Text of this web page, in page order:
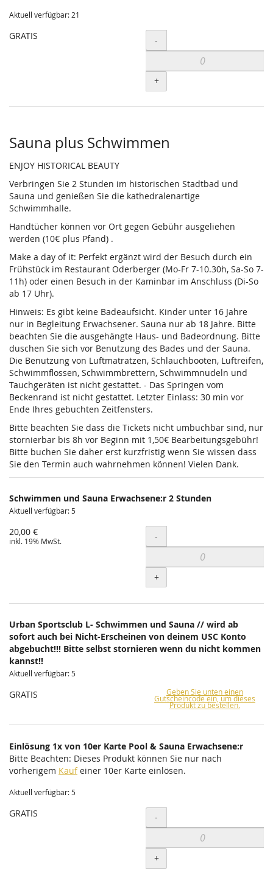
Aktuell verfügbar: 21
GRATIS Menge
-
+
Sauna plus Schwimmen
ENJOY HISTORICAL BEAUTY
Verbringen Sie 2 Stunden im historischen Stadtbad und
Sauna und genießen Sie die kathedralenartige
Schwimmhalle.
Handtücher können vor Ort gegen Gebühr ausgeliehen
werden (10€ plus Pfand) .
Make a day of it: Perfekt ergänzt wird der Besuch durch ein
Frühstück im Restaurant Oderberger (Mo-Fr 7-10.30h, Sa-So 7-
11h) oder einen Besuch in der Kaminbar im Anschluss (Di-So
ab 17 Uhr).
Hinweis: Es gibt keine Badeaufsicht. Kinder unter 16 Jahre
nur in Begleitung Erwachsener. Sauna nur ab 18 Jahre. Bitte
beachten Sie die ausgehängte Haus- und Badeordnung. Bitte
duschen Sie sich vor Benutzung des Bades und der Sauna.
Die Benutzung von Luftmatratzen, Schlauchbooten, Luftreifen,
Schwimmflossen, Schwimmbrettern, Schwimmnudeln und
Tauchgeräten ist nicht gestattet. - Das Springen vom
Beckenrand ist nicht gestattet. Letzter Einlass: 30 min vor
Ende Ihres gebuchten Zeitfensters.
Bitte beachten Sie dass die Tickets nicht umbuchbar sind, nur
stornierbar bis 8h vor Beginn mit 1,50€ Bearbeitungsgebühr!
Bitte buchen Sie daher erst kurzfristig wenn Sie wissen dass
Sie den Termin auch wahrnehmen können! Vielen Dank.
Schwimmen und Sauna Erwachsene:r 2 Stunden
Aktuell verfügbar: 5
20,00 €
inkl. 19% MwSt. Menge
-
+
Urban Sportsclub L- Schwimmen und Sauna // wird ab
sofort auch bei Nicht-Erscheinen von deinem USC Konto
abgebucht!!! Bitte selbst stornieren wenn du nicht kommen
kannst!!
Aktuell verfügbar: 5
GRATIS Geben Sie unten einen
Gutscheincode ein, um dieses
Produkt zu bestellen.
Einlösung 1x von 10er Karte Pool & Sauna Erwachsene:r
Bitte Beachten: Dieses Produkt können Sie nur nach
vorherigem Kaufeiner 10er Karte einlösen.
Aktuell verfügbar: 5
GRATIS Menge
-
+